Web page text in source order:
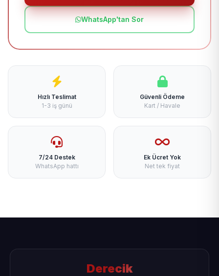
WhatsApp'tan Sor
Hızlı Teslimat
1-3 iş günü
Güvenli Ödeme
Kart / Havale
7/24 Destek
WhatsApp hattı
Ek Ücret Yok
Net tek fiyat
Derecik